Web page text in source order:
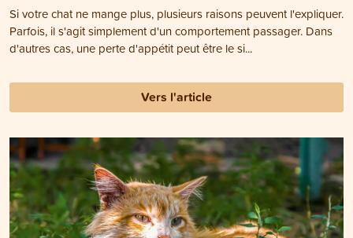
Si votre chat ne mange plus, plusieurs raisons peuvent l'expliquer.
Parfois, il s'agit simplement d'un comportement passager. Dans
d'autres cas, une perte d'appétit peut être le si...
Vers l'article